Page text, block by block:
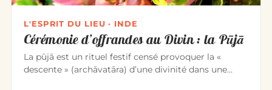
L'ESPRIT DU LIEU · INDE
Cérémonie d’offrandes au Divin : la Pūjā
La pūjā est un rituel festif censé provoquer la «
descente » (archāvatāra) d’une divinité dans une